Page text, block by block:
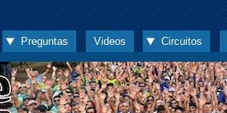
Preguntas Videos Circuitos